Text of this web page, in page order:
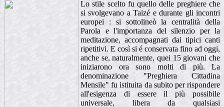
Lo stile scelto fu quello delle preghiere che
si svolgevano a Taizé e durante gli incontri
europei : si sottolineò la centralità della
Parola e l'importanza del silenzio per la
meditazione, accompagnati dai tipici canti
ripetitivi. E così si é conservata fino ad oggi,
anche se, naturalmente, quei 15 giovani che
iniziarono ora sono molti di più. La
denominazione "Preghiera Cittadina
Mensile" fu istituita da subito per rispondere
all'esigenza di essere il più possibile
universale, libera da qualsiasi